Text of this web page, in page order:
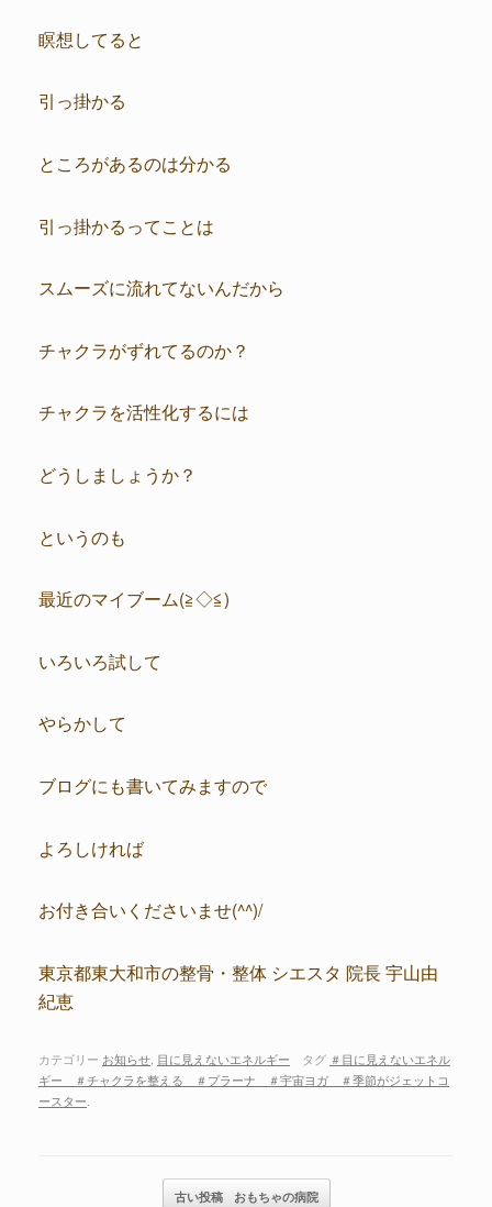
瞑想してると
引っ掛かる
ところがあるのは分かる
引っ掛かるってことは
スムーズに流れてないんだから
チャクラがずれてるのか？
チャクラを活性化するには
どうしましょうか？
というのも
最近のマイブーム(≧◇≦)
いろいろ試して
やらかして
ブログにも書いてみますので
よろしければ
お付き合いくださいませ(^^)/
東京都東大和市の整骨・整体 シエスタ 院長 宇山由
紀恵
カテゴリー お知らせ, 目に見えないエネルギー タグ ＃目に見えないエネル
ギー ＃チャクラを整える ＃プラーナ ＃宇宙ヨガ ＃季節がジェットコ
ースター.
記事のナビゲーション古い投稿 おもちゃの病院